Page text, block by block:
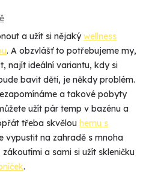
a užít si nějakýwellness
. A obzvlášť to potřebujeme my,
najít ideální variantu, kdy si
bavit děti, je někdy problém.
a takové pobyty
užít pár temp v bazénu a
třeba skvělou hernu s
vypustit na zahradě s mnoha
a sami si užít skleničku
.